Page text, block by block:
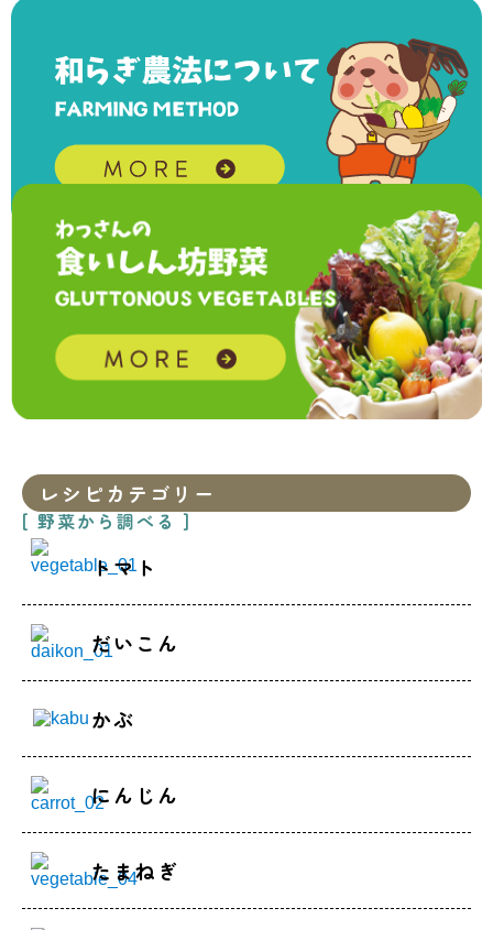
レシピカテゴリー
[ 野菜から調べる ]
トマト
だいこん
かぶ
にんじん
たまねぎ